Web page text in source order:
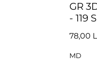
GR
- 119
78,00 L
MD